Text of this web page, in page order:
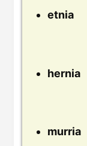
etnia
hernia
murria